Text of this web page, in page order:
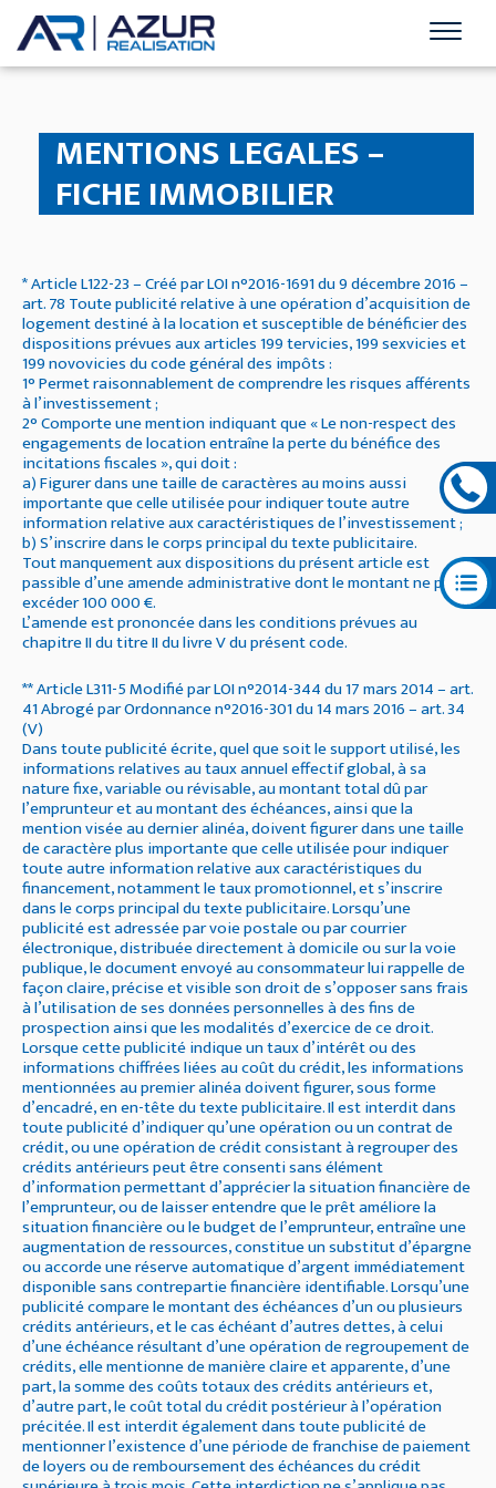
MENTIONS LEGALES –
FICHE IMMOBILIER
* Article L122-23 – Créé par LOI n°2016-1691 du 9 décembre 2016 –
art. 78 Toute publicité relative à une opération d’acquisition de
logement destiné à la location et susceptible de bénéficier des
dispositions prévues aux articles 199 tervicies, 199 sexvicies et
199 novovicies du code général des impôts :
1° Permet raisonnablement de comprendre les risques afférents
à l’investissement ;
2° Comporte une mention indiquant que « Le non-respect des
engagements de location entraîne la perte du bénéfice des
incitations fiscales », qui doit :
a) Figurer dans une taille de caractères au moins aussi
importante que celle utilisée pour indiquer toute autre
information relative aux caractéristiques de l’investissement ;
b) S’inscrire dans le corps principal du texte publicitaire.
Tout manquement aux dispositions du présent article est
passible d’une amende administrative dont le montant ne peut
excéder 100 000 €.
L’amende est prononcée dans les conditions prévues au
chapitre II du titre II du livre V du présent code.
** Article L311-5 Modifié par LOI n°2014-344 du 17 mars 2014 – art.
41 Abrogé par Ordonnance n°2016-301 du 14 mars 2016 – art. 34
(V)
Dans toute publicité écrite, quel que soit le support utilisé, les
informations relatives au taux annuel effectif global, à sa
nature fixe, variable ou révisable, au montant total dû par
l’emprunteur et au montant des échéances, ainsi que la
mention visée au dernier alinéa, doivent figurer dans une taille
de caractère plus importante que celle utilisée pour indiquer
toute autre information relative aux caractéristiques du
financement, notamment le taux promotionnel, et s’inscrire
dans le corps principal du texte publicitaire. Lorsqu’une
publicité est adressée par voie postale ou par courrier
électronique, distribuée directement à domicile ou sur la voie
publique, le document envoyé au consommateur lui rappelle de
façon claire, précise et visible son droit de s’opposer sans frais
à l’utilisation de ses données personnelles à des fins de
prospection ainsi que les modalités d’exercice de ce droit.
Lorsque cette publicité indique un taux d’intérêt ou des
informations chiffrées liées au coût du crédit, les informations
mentionnées au premier alinéa doivent figurer, sous forme
d’encadré, en en-tête du texte publicitaire. Il est interdit dans
toute publicité d’indiquer qu’une opération ou un contrat de
crédit, ou une opération de crédit consistant à regrouper des
crédits antérieurs peut être consenti sans élément
d’information permettant d’apprécier la situation financière de
l’emprunteur, ou de laisser entendre que le prêt améliore la
situation financière ou le budget de l’emprunteur, entraîne une
augmentation de ressources, constitue un substitut d’épargne
ou accorde une réserve automatique d’argent immédiatement
disponible sans contrepartie financière identifiable. Lorsqu’une
publicité compare le montant des échéances d’un ou plusieurs
crédits antérieurs, et le cas échéant d’autres dettes, à celui
d’une échéance résultant d’une opération de regroupement de
crédits, elle mentionne de manière claire et apparente, d’une
part, la somme des coûts totaux des crédits antérieurs et,
d’autre part, le coût total du crédit postérieur à l’opération
précitée. Il est interdit également dans toute publicité de
mentionner l’existence d’une période de franchise de paiement
de loyers ou de remboursement des échéances du crédit